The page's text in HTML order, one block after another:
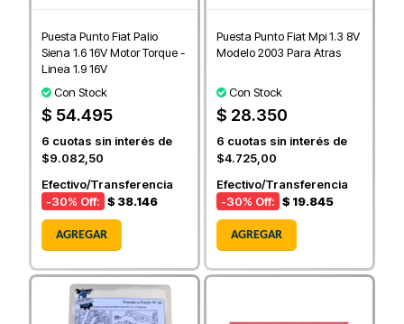
Puesta Punto Fiat Palio
Siena 1.6 16V Motor Torque -
Linea 1.9 16V
Con Stock
$ 54.495
6 cuotas sin interés de
$9.082,50
Efectivo/Transferencia
-30% Off: $ 38.146
AGREGAR
Puesta Punto Fiat Mpi 1.3 8V
Modelo 2003 Para Atras
Con Stock
$ 28.350
6 cuotas sin interés de
$4.725,00
Efectivo/Transferencia
-30% Off: $ 19.845
AGREGAR